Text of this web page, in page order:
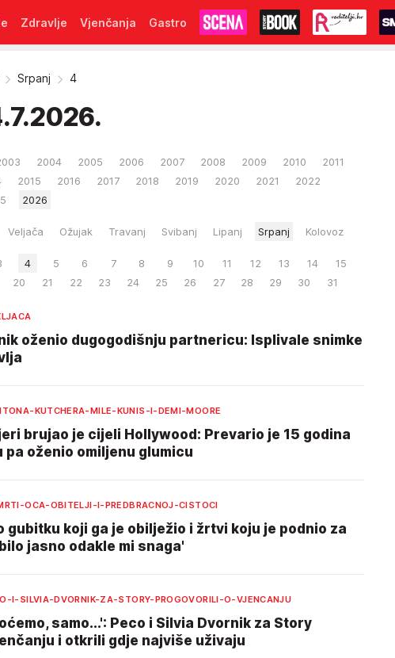
Zdravlje Vjenčanja Gastro
Srpanj 4
2004 2005 2006 2007 2008 2009 2010
2011
2015 2016 2017 2018 2019 2020 2021
2022
2026
Veljača Ožujak Travanj Svibanj Lipanj Srpanj Kolovoz
4 5 6 7 8 9 10 11 12 13 14
15
20 21 22 23 24 25 26 27 28 29 30 31
oženio dugogodišnju partnericu: Isplivale snimke
KUTCHERA-MILE-KUNIS-I-DEMI-MOORE
brujao je cijeli Hollywood: Prevario je 15 godina
oženio omiljenu glumicu
OCA-OBITELJI-I-PREDBRACNOJ-CISTOCI
gubitku koji ga je obilježio i žrtvi koju je podnio za
jasno odakle mi snaga'
I-SILVIA-DVORNIK-ZA-STORY-PROGOVORILI-O-VJENCANJU
samo...': Peco i Silvia Dvornik za Story
i otkrili gdje najviše uživaju